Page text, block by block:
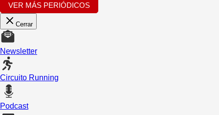
VER MÁS PERIÓDICOS
Cerrar
Newsletter
Circuito Running
Podcast